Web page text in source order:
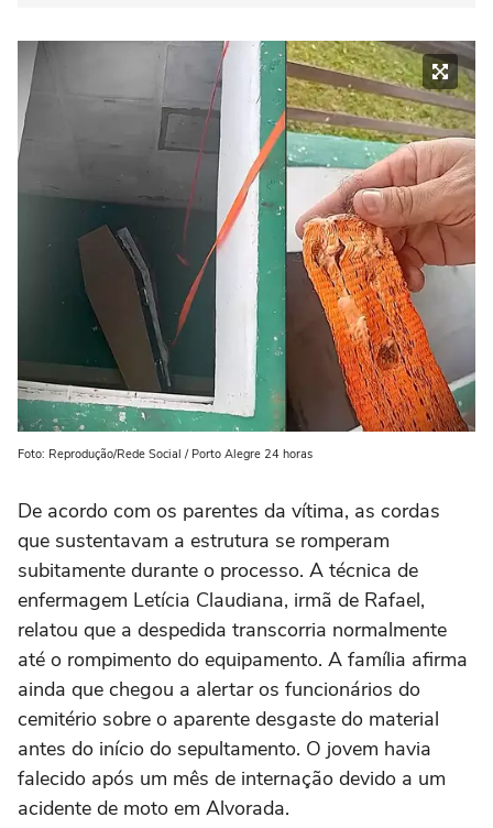
Foto: Reprodução/Rede Social / Porto Alegre 24 horas
De acordo com os parentes da vítima, as cordas
que sustentavam a estrutura se romperam
subitamente durante o processo. A técnica de
enfermagem Letícia Claudiana, irmã de Rafael,
relatou que a despedida transcorria normalmente
até o rompimento do equipamento. A família afirma
ainda que chegou a alertar os funcionários do
cemitério sobre o aparente desgaste do material
antes do início do sepultamento. O jovem havia
falecido após um mês de internação devido a um
acidente de moto em Alvorada.